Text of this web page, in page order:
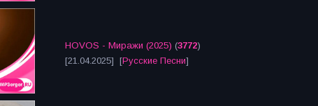
HOVOS - Миражи (2025) (3772)
[21.04.2025] [Русские Песни]